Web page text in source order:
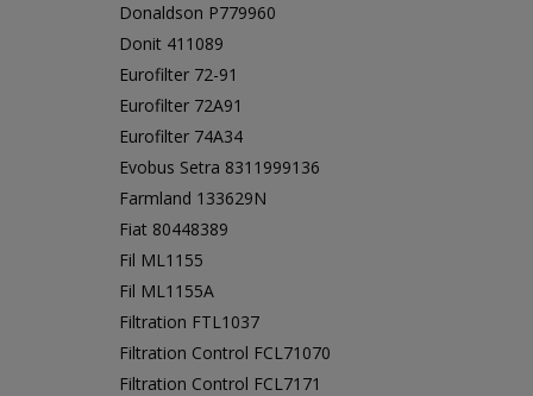
Donaldson P779960
Donit 411089
Eurofilter 72-91
Eurofilter 72A91
Eurofilter 74A34
Evobus Setra 8311999136
Farmland 133629N
Fiat 80448389
Fil ML1155
Fil ML1155A
Filtration FTL1037
Filtration Control FCL71070
Filtration Control FCL7171